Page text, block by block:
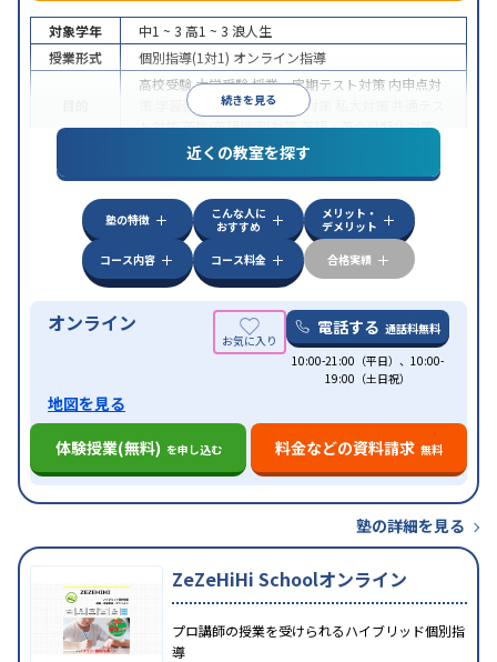
続きを見る
対象学年 中1 ~ 3 高1 ~ 3 浪人生
授業形式
個別指導(1対1) オンライン指導
高校受験大学受験授業・定期テスト対策 内申点対
学習習慣の定着国公立大対策
ト対策英検(英語検定)対策英語・英会話特化対策
特徴
中高一貫校生に対応授業の振替可能
学習にPC・タブレットを利用オンライン対応1
科目から受講可能
近くの教室を探す
塾の特徴
こんな人に
おすすめ
メリット・
デメリット
コース内容
コース料金 合格実績
オンライン 電話する 通話料無料
10:00-21:00（平日）、10:00-
19:00（土日祝）
地図を見る
体験授業(無料) を申し込む 料金などの資料請求 無料
塾の詳細を見る
ZeZeHiHi Schoolオンライン
プロ講師の授業を受けられるハイブリッド個別指
導